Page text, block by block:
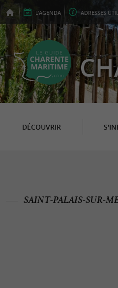
L'AGENDA ADRESSES
DÉCOUVRIR
SAINT-PALAIS-SUR-